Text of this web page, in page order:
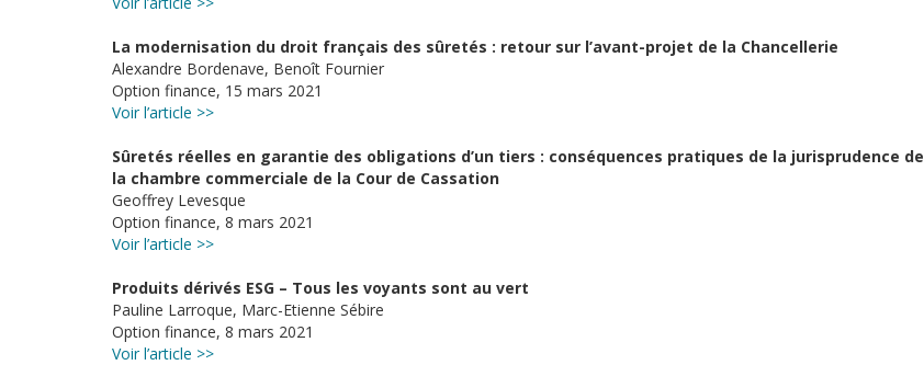
La modernisation du droit français des sûretés : retour sur l’avant-projet de la Chancellerie
Alexandre Bordenave, Benoît Fournier
Option finance, 15 mars 2021
Voir l’article >>
Sûretés réelles en garantie des obligations d’un tiers : conséquences pratiques de la jurisprudence de
la chambre commerciale de la Cour de Cassation
Geoffrey Levesque
Option finance, 8 mars 2021
Voir l’article >>
Produits dérivés ESG – Tous les voyants sont au vert
Pauline Larroque, Marc-Etienne Sébire
Option finance, 8 mars 2021
Voir l’article >>